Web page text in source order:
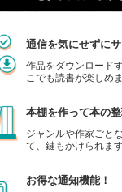
通信を気にせずに
作品をダウンロード
こでも読書が楽しめま
本棚を作って本の
ジャンルや作家ごと
て、鍵もかけられます
お得な通知機能！